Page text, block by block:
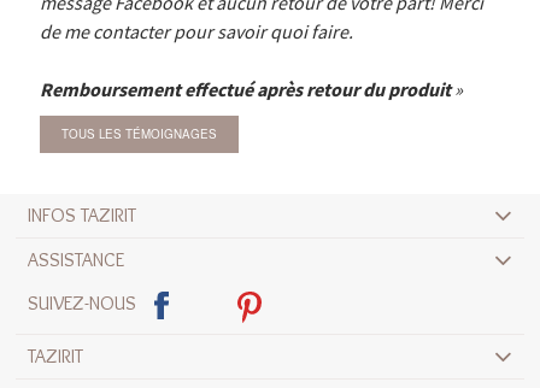
de me contacter pour savoir quoi faire.
Remboursement effectué après retour du produit
TOUS LES TÉMOIGNAGES
INFOS TAZIRIT
ASSISTANCE
SUIVEZ-NOUS
TAZIRIT